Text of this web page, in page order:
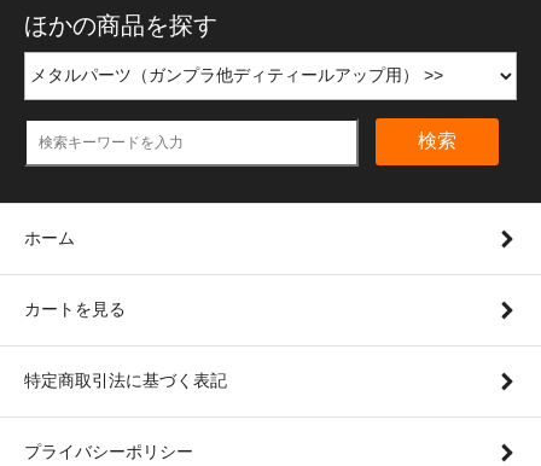
ほかの商品を探す
検索
ホーム
カートを見る
特定商取引法に基づく表記
プライバシーポリシー